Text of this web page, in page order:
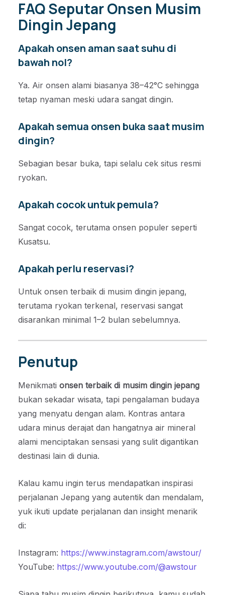
FAQ Seputar Onsen Musim
Dingin Jepang
Apakah onsen aman saat suhu di
bawah nol?
Ya. Air onsen alami biasanya 38–42°C sehingga
tetap nyaman meski udara sangat dingin.
Apakah semua onsen buka saat musim
dingin?
Sebagian besar buka, tapi selalu cek situs resmi
ryokan.
Apakah cocok untuk pemula?
Sangat cocok, terutama onsen populer seperti
Kusatsu.
Apakah perlu reservasi?
Untuk onsen terbaik di musim dingin jepang,
terutama ryokan terkenal, reservasi sangat
disarankan minimal 1–2 bulan sebelumnya.
Penutup
Menikmati onsen terbaik di musim dingin jepang
bukan sekadar wisata, tapi pengalaman budaya
yang menyatu dengan alam. Kontras antara
udara minus derajat dan hangatnya air mineral
alami menciptakan sensasi yang sulit digantikan
destinasi lain di dunia.
Kalau kamu ingin terus mendapatkan inspirasi
perjalanan Jepang yang autentik dan mendalam,
yuk ikuti update perjalanan dan insight menarik
di:
Instagram: https://www.instagram.com/awstour/
YouTube: https://www.youtube.com/@awstour